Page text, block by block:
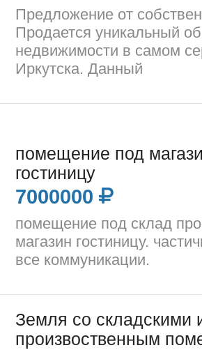
Предложение от
Продается уникальный
недвижимости в самом
Иркутска. Данный
помещение под
гостиницу
7000000
помещение под склад
магазин гостиницу.
все коммуникации.
Земля со складскими
произвоственным